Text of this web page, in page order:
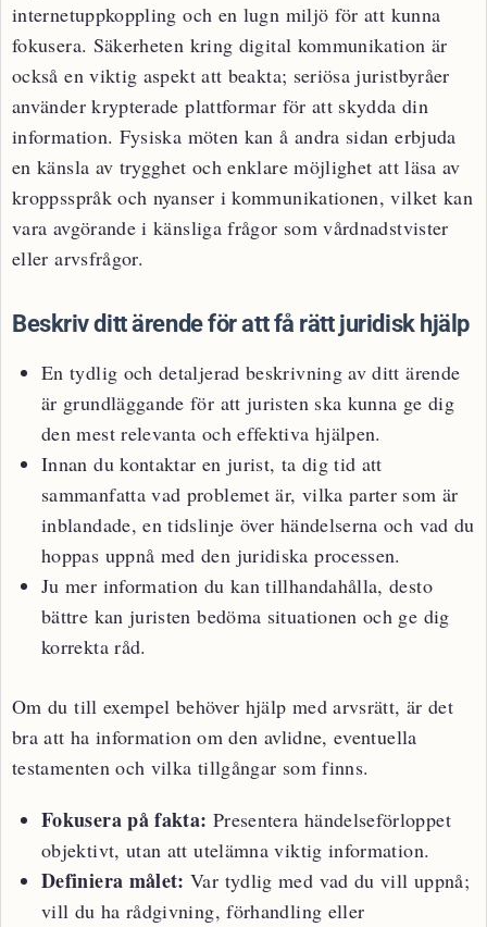
internetuppkoppling och en lugn miljö för att kunna
fokusera. Säkerheten kring digital kommunikation är
också en viktig aspekt att beakta; seriösa juristbyråer
använder krypterade plattformar för att skydda din
information. Fysiska möten kan å andra sidan erbjuda
en känsla av trygghet och enklare möjlighet att läsa av
kroppsspråk och nyanser i kommunikationen, vilket kan
vara avgörande i känsliga frågor som vårdnadstvister
eller arvsfrågor.
Beskriv ditt ärende för att få rätt juridisk hjälp
En tydlig och detaljerad beskrivning av ditt ärende
är grundläggande för att juristen ska kunna ge dig
den mest relevanta och effektiva hjälpen.
Innan du kontaktar en jurist, ta dig tid att
sammanfatta vad problemet är, vilka parter som är
inblandade, en tidslinje över händelserna och vad du
hoppas uppnå med den juridiska processen.
Ju mer information du kan tillhandahålla, desto
bättre kan juristen bedöma situationen och ge dig
korrekta råd.
Om du till exempel behöver hjälp med arvsrätt, är det
bra att ha information om den avlidne, eventuella
testamenten och vilka tillgångar som finns.
Fokusera på fakta: Presentera händelseförloppet
objektivt, utan att utelämna viktig information.
Definiera målet: Var tydlig med vad du vill uppnå;
vill du ha rådgivning, förhandling eller